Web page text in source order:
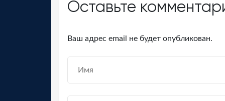
Оставьте
Ваш адрес email не будет опубликован.